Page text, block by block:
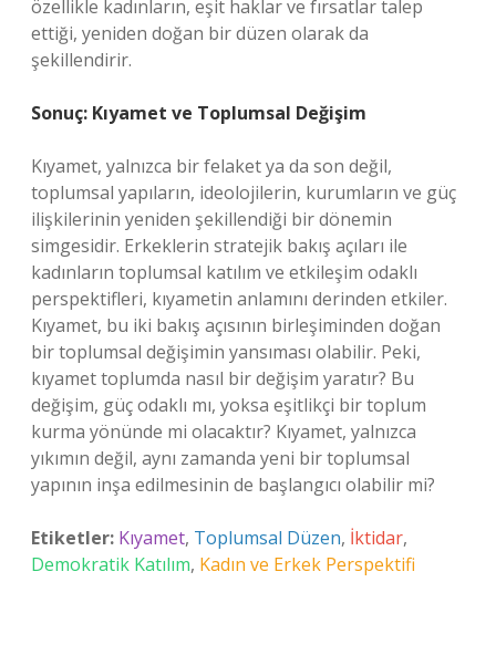
özellikle kadınların, eşit haklar ve fırsatlar talep
ettiği, yeniden doğan bir düzen olarak da
şekillendirir.
Sonuç: Kıyamet ve Toplumsal Değişim
Kıyamet, yalnızca bir felaket ya da son değil,
toplumsal yapıların, ideolojilerin, kurumların ve güç
ilişkilerinin yeniden şekillendiği bir dönemin
simgesidir. Erkeklerin stratejik bakış açıları ile
kadınların toplumsal katılım ve etkileşim odaklı
perspektifleri, kıyametin anlamını derinden etkiler.
Kıyamet, bu iki bakış açısının birleşiminden doğan
bir toplumsal değişimin yansıması olabilir. Peki,
kıyamet toplumda nasıl bir değişim yaratır? Bu
değişim, güç odaklı mı, yoksa eşitlikçi bir toplum
kurma yönünde mi olacaktır? Kıyamet, yalnızca
yıkımın değil, aynı zamanda yeni bir toplumsal
yapının inşa edilmesinin de başlangıcı olabilir mi?
Etiketler: Kıyamet, Toplumsal Düzen, İktidar,
Demokratik Katılım, Kadın ve Erkek Perspektifi